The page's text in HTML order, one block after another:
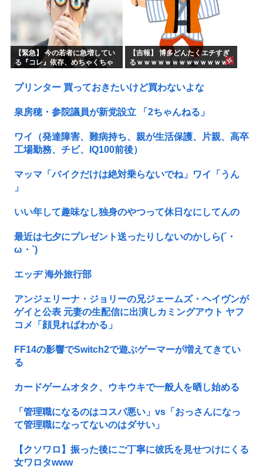
【緊急】 今の若者に急増してい
る『コレ』依存、めちゃくちゃ
【吉報】 博多どんたくエチすぎ
るｗｗｗｗｗｗｗｗｗｗｗｗｗ
プリンター 買っておきたいけど買わないよな
泉房穂・参院議員が新党設立 「2ちゃんねる」
ワイ（発達障害、難病持ち、親が生活保護、片親、高卒
工場勤務、チビ、IQ100前後）
マッマ「バイクだけは絶対乗らないでね」ワイ「うん
」
いい年して趣味なし独身のやつって休日なにしてんの
最近は七夕にプレゼント送ったりしないのかしら(´・
ω・`)
エッヂ 海外旅行部
アンジェリーナ・ジョリーの兄ジェームズ・ヘイヴンが
ゲイと公表 元妻の生配信に出演しカミングアウト ヤフ
コメ「顔見ればわかる」
FF14の影響でSwitch2で遊ぶゲーマーが増えてきてい
る
カードゲームオタク、ウキウキで一般人を晒し始める
「管理職になるのはコスパ悪い」vs「おっさんになっ
て管理職になってないのはダサい」
【クソワロ】振った後にご丁寧に彼氏を見せつけにくる
女ワロタwww